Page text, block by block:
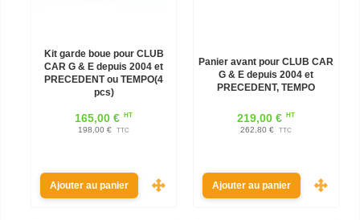
Kit garde boue pour CLUB
CAR G & E depuis 2004 et
PRECEDENT ou TEMPO(4
pcs)
165,00 € HT
198,00 € TTC
Ajouter au panier
Panier avant pour CLUB CAR
G & E depuis 2004 et
PRECEDENT, TEMPO
219,00 € HT
262,80 € TTC
Ajouter au panier